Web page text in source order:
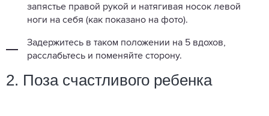
запястье правой рукой и натягивая носок левой
ноги на себя (как показано на фото).
Задержитесь в таком положении на 5 вдохов,
расслабьтесь и поменяйте сторону.
2. Поза счастливого ребенка